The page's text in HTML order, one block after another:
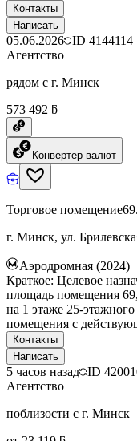
Контакты
Написать
05.06.2026 ID 4144114
Агентство
рядом с г. Минск
573 492 ƃ
Конвертер валют
Торговое помещение
г. Минск, ул.
Аэродромная (2024)
Краткое: Целевое
площадь помещения
на 1 этаже 25-
помещения с
Контакты
Написать
5 часов назад ID
Агентство
поблизости с г. Минск